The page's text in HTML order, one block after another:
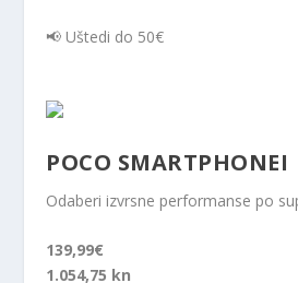
📢 Uštedi do 50€
POCO SMARTPHONEI
Odaberi izvrsne performanse po
139,99€
1.054,75 kn